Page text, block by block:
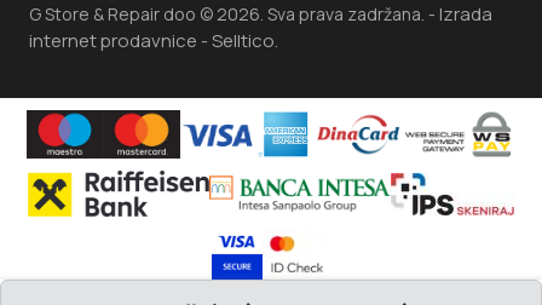
G Store & Repair doo © 2026. Sva prava zadržana. - Izrada
internet prodavnice - Selltico.